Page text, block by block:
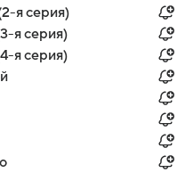
я серия)
я серия)
я серия)